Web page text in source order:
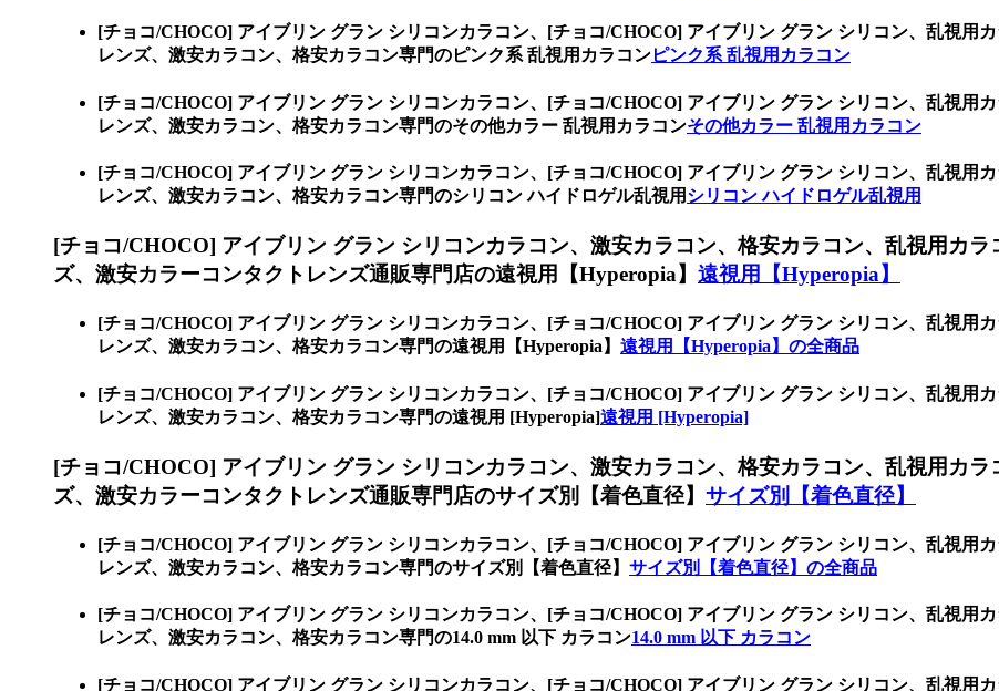
[チョコ/CHOCO] アイブリン グラン シリコンカラコン、 [チョコ/CHOCO] アイブリン グラン シリコン、乱視用
レンズ、激安カラコン、格安カラコン専門のピンク系 乱視用カラコンピンク系 乱視用カラコン
[チョコ/CHOCO] アイブリン グラン シリコンカラコン、 [チョコ/CHOCO] アイブリン グラン シリコン、乱視用
レンズ、激安カラコン、格安カラコン専門のその他カラー 乱視用カラコンその他カラー 乱視用カラコン
[チョコ/CHOCO] アイブリン グラン シリコンカラコン、 [チョコ/CHOCO] アイブリン グラン シリコン、乱視用
レンズ、激安カラコン、格安カラコン専門のシリコン ハイドロゲル乱視用 シリコン ハイドロゲル乱視用
[チョコ/CHOCO] アイブリン グラン シリコンカラコン、 激安カラコン、格安カラコン、乱視用カ
ズ、激安カラーコンタクトレンズ通販専門店の遠視用【Hyperopia】 遠視用【Hyperopia】
[チョコ/CHOCO] アイブリン グラン シリコンカラコン、 [チョコ/CHOCO] アイブリン グラン シリコン、乱視用
レンズ、激安カラコン、格安カラコン専門の遠視用【Hyperopia】 遠視用【Hyperopia】の全商品
[チョコ/CHOCO] アイブリン グラン シリコンカラコン、 [チョコ/CHOCO] アイブリン グラン シリコン、乱視用
レンズ、激安カラコン、格安カラコン専門の遠視用 [Hyperopia]遠視用 [Hyperopia]
[チョコ/CHOCO] アイブリン グラン シリコンカラコン、 激安カラコン、格安カラコン、乱視用カ
ズ、激安カラーコンタクトレンズ通販専門店のサイズ別【着色直径】 サイズ別【着色直径】
[チョコ/CHOCO] アイブリン グラン シリコンカラコン、 [チョコ/CHOCO] アイブリン グラン シリコン、乱視用
レンズ、激安カラコン、格安カラコン専門のサイズ別【着色直径】 サイズ別【着色直径】の全商品
[チョコ/CHOCO] アイブリン グラン シリコンカラコン、 [チョコ/CHOCO] アイブリン グラン シリコン、乱視用
レンズ、激安カラコン、格安カラコン専門の14.0 mm 以下 カラコン14.0 mm 以下 カラコン
[チョコ/CHOCO] アイブリン グラン シリコンカラコン、 [チョコ/CHOCO] アイブリン グラン シリコン、乱視用